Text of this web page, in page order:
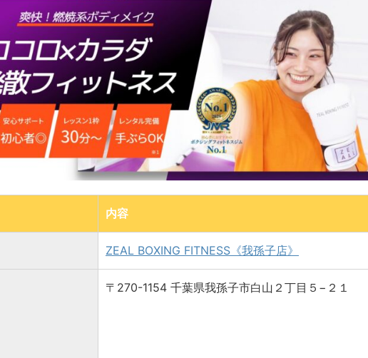
内容
ZEAL BOXING FITNESS《我孫子店》
〒270-1154 千葉県我孫子市白山２丁目５−２１